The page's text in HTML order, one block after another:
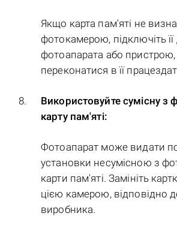
Якщо карта пам'яті не
фотокамерою, підключіть
фотоапарата або
переконатися в її
Використовуйте сумісну з
карту пам'яті:
Фотоапарат може видати
установки несумісною з
карти пам'яті. Замініть
цією камерою, відповідно
виробника.